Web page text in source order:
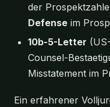
der
Defense im
10b-5-Letter
Counsel-
Misstatement im
Ein erfahrener